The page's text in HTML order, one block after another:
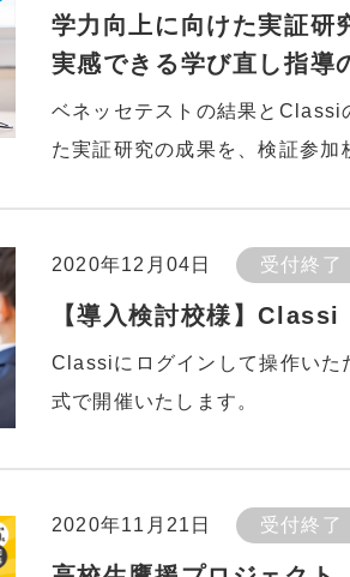
学力向上に向けた実証研
実感できる学び直し指導
ベネッセテストの結果とClassi
た実証研究の成果を、検証参
2020年12月04日 受付終了
【導入検討校様】
Classiにログインして操作いた
式で開催いたします。
2020年11月21日 受付終了